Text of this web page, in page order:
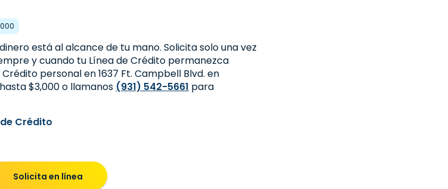
está al alcance de tu mano. Solicita solo una vez
y cuando tu Línea de Crédito permanezca
personal en 1637 Ft. Campbell Blvd. en
$3,000 o llamanos (931) 542-5661 para
Crédito
Solicita en línea